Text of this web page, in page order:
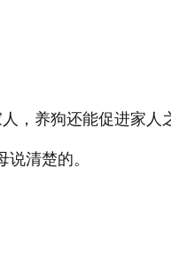
，养狗还能促进家人
清楚的。